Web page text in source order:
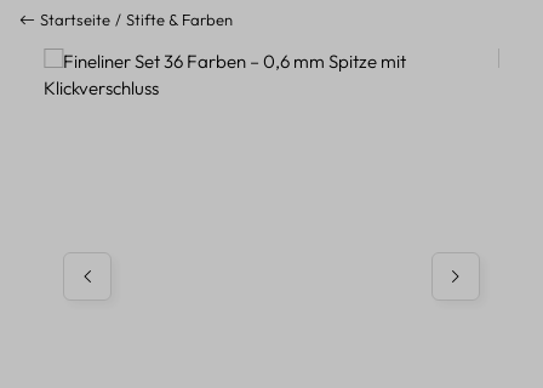
Startseite Stifte & Farben
Bildergalerie überspringen